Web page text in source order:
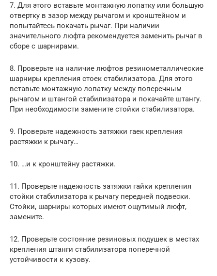
7. Для этого вставьте монтажную лопатку или большую
отвертку в зазор между рычагом и кронштейном и
попытайтесь покачать рычаг. При наличии
значительного люфта рекомендуется заменить рычаг в
сборе с шарнирами.
8. Проверьте на наличие люфтов резинометаллические
шарниры крепления стоек стабилизатора. Для этого
вставьте монтажную лопатку между поперечным
рычагом и штангой стабилизатора и покачайте штангу.
При необходимости замените стойки стабилизатора.
9. Проверьте надежность затяжки гаек крепления
растяжки к рычагу…
10. …и к кронштейну растяжки.
11. Проверьте надежность затяжки гайки крепления
стойки стабилизатора к рычагу передней подвески.
Стойки, шарниры которых имеют ощутимый люфт,
замените.
12. Проверьте состояние резиновых подушек в местах
крепления штанги стабилизатора поперечной
устойчивости к кузову.